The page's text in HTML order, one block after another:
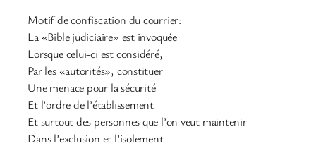
Motif de confiscation du courrier:
La «Bible judiciaire» est invoquée
Lorsque celui-ci est considéré,
Par les «autorités», constituer
Une menace pour la sécurité
Et l’ordre de l’établissement
Et surtout des personnes que l’on veut maintenir
Dans l’exclusion et l’isolement